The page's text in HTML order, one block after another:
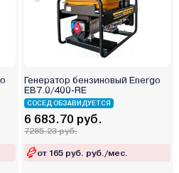
Генератор бензиновый Energo
EB7.0/400-RE
СОСЕД ОБЗАВИДУЕТСЯ
6 683.70 руб.
7285.23 руб.
от 165 руб. руб./мес.